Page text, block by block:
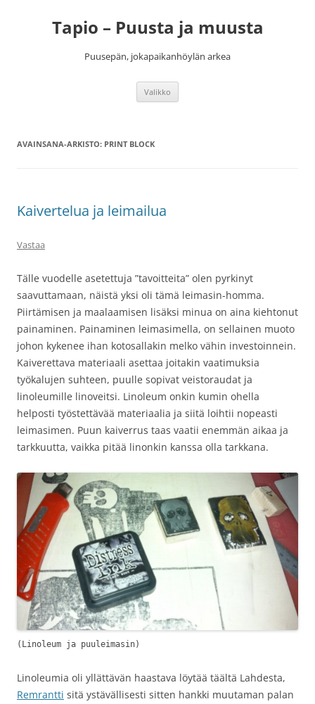
Tapio – Puusta ja muusta
Puusepän, jokapaikanhöylän arkea
Valikko
AVAINSANA-ARKISTO: PRINT BLOCK
Kaivertelua ja leimailua
Vastaa
Tälle vuodelle asetettuja ”tavoitteita” olen pyrkinyt
saavuttamaan, näistä yksi oli tämä leimasin-homma.
Piirtämisen ja maalaamisen lisäksi minua on aina kiehtonut
painaminen. Painaminen leimasimella, on sellainen muoto
johon kykenee ihan kotosallakin melko vähin investoinnein.
Kaiverettava materiaali asettaa joitakin vaatimuksia
työkalujen suhteen, puulle sopivat veistoraudat ja
linoleumille linoveitsi. Linoleum onkin kumin ohella
helposti työstettävää materiaalia ja siitä loihtii nopeasti
leimasimen. Puun kaiverrus taas vaatii enemmän aikaa ja
tarkkuutta, vaikka pitää linonkin kanssa olla tarkkana.
(Linoleum ja puuleimasin)
Linoleumia oli yllättävän haastava löytää täältä Lahdesta,
Remrantti sitä ystävällisesti sitten hankki muutaman palan